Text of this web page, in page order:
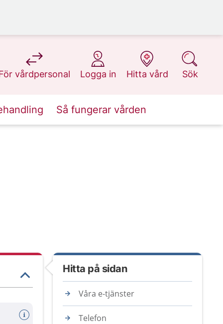
vårdpersonal
på 1177.se
Logga in
på 1177.se
Hitta vård
på 1177.se
Sök
på 1177.se
Så fungerar vården
Hitta på sidan
Våra e-tjänster
Telefon